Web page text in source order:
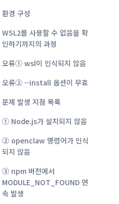
환경 구성
WSL2를 사용할 수 없음을 확
인하기까지의 과정
오류① wsl이 인식되지 않음
오류② --install 옵션이 무효
문제 발생 지점 목록
① Node.js가 설치되지 않음
② openclaw 명령어가 인식
되지 않음
③ npm 버전에서
MODULE_NOT_FOUND 연
속 발생